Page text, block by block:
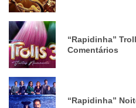
“Rapidinha”
Comentários
“Rapidinha”